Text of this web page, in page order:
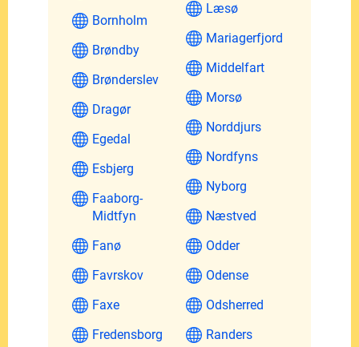
Bornholm
Brøndby
Brønderslev
Dragør
Egedal
Esbjerg
Faaborg-
Midtfyn
Fanø
Favrskov
Faxe
Fredensborg
Læsø
Mariagerfjord
Middelfart
Morsø
Norddjurs
Nordfyns
Nyborg
Næstved
Odder
Odense
Odsherred
Randers